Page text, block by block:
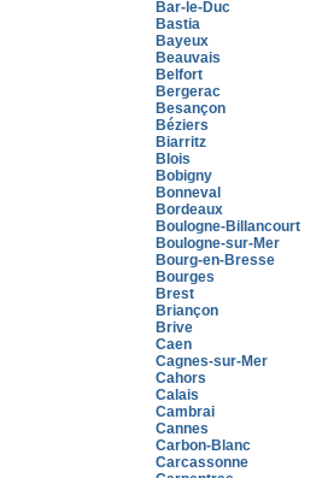
Bar-le-Duc
Bastia
Bayeux
Beauvais
Belfort
Bergerac
Besançon
Béziers
Biarritz
Blois
Bobigny
Bonneval
Bordeaux
Boulogne-Billancourt
Boulogne-sur-Mer
Bourg-en-Bresse
Bourges
Brest
Briançon
Brive
Caen
Cagnes-sur-Mer
Cahors
Calais
Cambrai
Cannes
Carbon-Blanc
Carcassonne